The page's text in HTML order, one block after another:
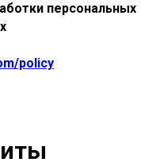
персональных
policy